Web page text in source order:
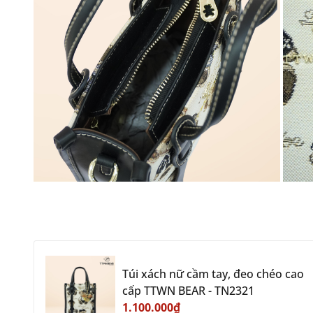
Túi xách nữ cầm tay, đeo chéo cao
cấp TTWN BEAR - TN2321
1.100.000₫